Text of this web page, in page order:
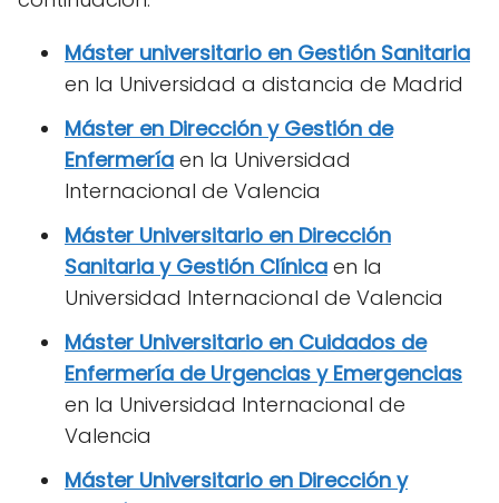
Máster universitario en Gestión Sanitaria
en la Universidad a distancia de Madrid
Máster en Dirección y Gestión de
Enfermería en la Universidad
Internacional de Valencia
Máster Universitario en Dirección
Sanitaria y Gestión Clínica en la
Universidad Internacional de Valencia
Máster Universitario en Cuidados de
Enfermería de Urgencias y Emergencias
en la Universidad Internacional de
Valencia
Máster Universitario en Dirección y